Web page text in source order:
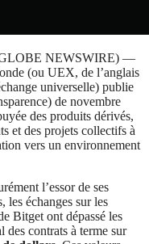
NEWSWIRE) —
(ou UEX, de l’anglais
universelle) publie
de novembre
des produits dérivés,
et des projets collectifs à
vers un environnement
l’essor de ses
les échanges sur les
Bitget ont dépassé les
des contrats à terme sur